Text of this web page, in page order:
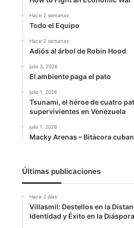
Hace 2 semanas
Todo el Equipo
Hace 2 semanas
Adiós al árbol de Robin Hood
julio 3, 2026
El ambiente paga el pato
julio 1, 2026
Tsunami, el héroe de cuatro
supervivientes en Venezuela
julio 1, 2026
Macky Arenas – Bitácora
Últimas publicaciones
Hace 2 días
Villasmil: Destellos en la
Identidad y Éxito en la